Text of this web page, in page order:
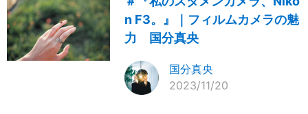
n F3。』｜フィルムカメラの魅
力 国分真央
国分真央
2023/11/20